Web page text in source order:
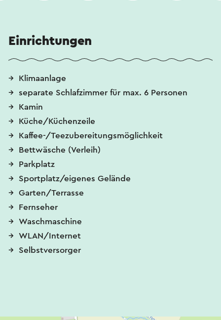
Einrichtungen
Klimaanlage
separate Schlafzimmer für max. 6 Personen
Kamin
Küche/Küchenzeile
Kaffee-/Teezubereitungsmöglichkeit
Bettwäsche (Verleih)
Parkplatz
Sportplatz/eigenes Gelände
Garten/Terrasse
Fernseher
Waschmaschine
WLAN/Internet
Selbstversorger